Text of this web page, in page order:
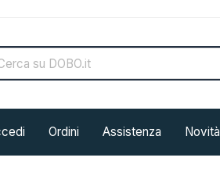
Ordini Assistenza Novità